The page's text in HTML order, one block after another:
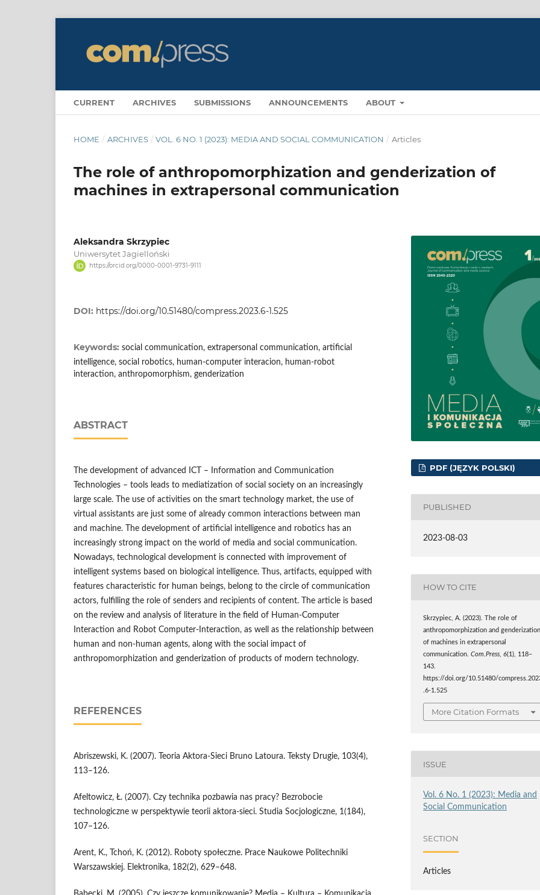
CURRENT ARCHIVES SUBMISSIONS ANNOUNCEMENTS ABOUT
HOME / ARCHIVES / VOL. 6 NO. 1 (2023): MEDIA AND SOCIAL COMMUNICATION / Articles
The role of anthropomorphization and genderization of
machines in extrapersonal communication
Aleksandra Skrzypiec
Uniwersytet Jagielloński
https://orcid.org/0000-0001-9731-9111
DOI: https://doi.org/10.51480/compress.2023.6-1.525
Keywords: social communication, extrapersonal communication, artificial
intelligence, social robotics, human-computer interacion, human-robot
interaction, anthropomorphism, genderization
ABSTRACT
The development of advanced ICT – Information and Communication
Technologies – tools leads to mediatization of social society on an increasingly
large scale. The use of activities on the smart technology market, the use of
virtual assistants are just some of already common interactions between man
and machine. The development of artificial intelligence and robotics has an
increasingly strong impact on the world of media and social communication.
Nowadays, technological development is connected with improvement of
intelligent systems based on biological intelligence. Thus, artifacts, equipped with
features characteristic for human beings, belong to the circle of communication
actors, fulfilling the role of senders and recipients of content. The article is based
on the review and analysis of literature in the field of Human-Computer
Interaction and Robot Computer-Interaction, as well as the relationship between
human and non-human agents, along with the social impact of
anthropomorphization and genderization of products of modern technology.
REFERENCES
Abriszewski, K. (2007). Teoria Aktora-Sieci Bruno Latoura. Teksty Drugie, 103(4),
113–126.
Afeltowicz, Ł. (2007). Czy technika pozbawia nas pracy? Bezrobocie
technologiczne w perspektywie teorii aktora-sieci. Studia Socjologiczne, 1(184),
107–126.
Arent, K., Tchoń, K. (2012). Roboty społeczne. Prace Naukowe Politechniki
Warszawskiej. Elektronika, 182(2), 629–648.
PDF (JĘZYK POLSKI)
PUBLISHED
2023-08-03
HOW TO CITE
Skrzypiec, A. (2023). The role of
anthropomorphization and
of machines in extrapersonal
communication.Com.Press ,6(1), 118–
143.
https://doi.org/10.51480/
.6-1.525
More Citation Formats
ISSUE
Vol. 6 No. 1 (2023): Media and
Social Communication
SECTION
Articles